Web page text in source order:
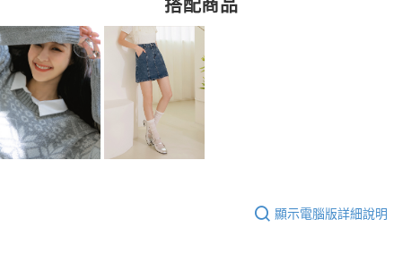
搭配商品
顯示電腦版詳細說明